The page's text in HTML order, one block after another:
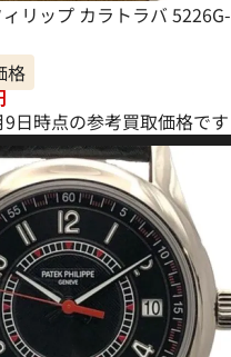
リップ カラトラバ 5226G-
格
日時点の参考買取価格です